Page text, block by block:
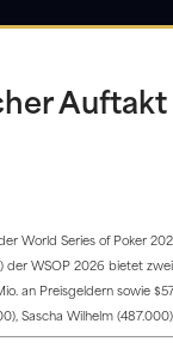
World Series of Poker
WSOP 2026 bietet
an Preisgeldern
Sascha Wilhelm